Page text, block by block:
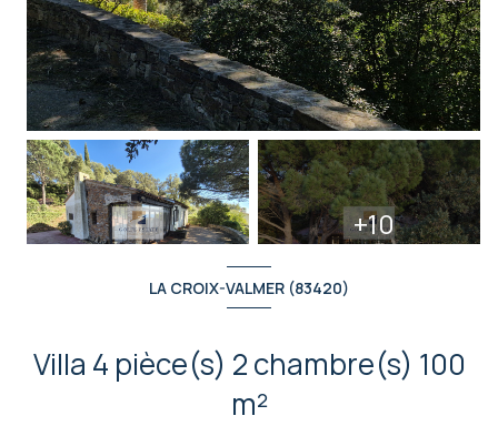
+10
LA CROIX-VALMER (83420)
Villa 4 pièce(s) 2 chambre(s) 100
m²